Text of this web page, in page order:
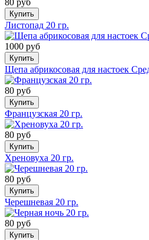
Купить
Листопад 20 гр.
1000 руб
Купить
Щепа абрикосовая для настоек
80 руб
Купить
Французская 20 гр.
80 руб
Купить
Хреновуха 20 гр.
80 руб
Купить
Черешневая 20 гр.
80 руб
Купить